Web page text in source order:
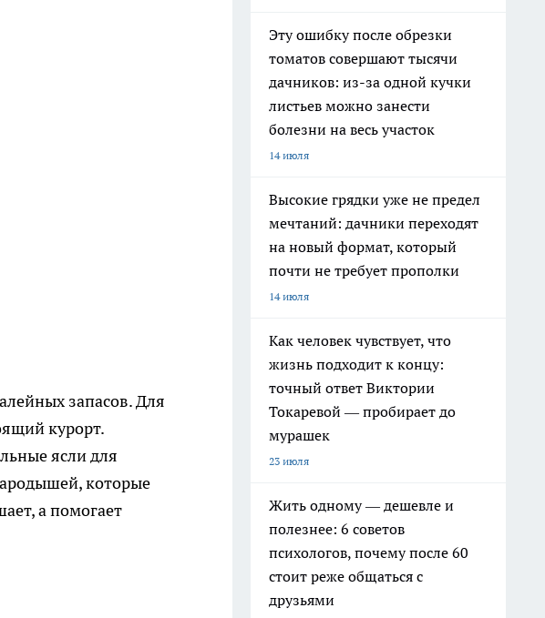
запасов. Для
курорт.
ясли для
которые
а помогает
Эту ошибку после обрезки
томатов совершают тысячи
дачников: из-за одной кучки
листьев можно занести
болезни на весь участок
14 июля
Высокие грядки уже не предел
мечтаний: дачники переходят
на новый формат, который
почти не требует прополки
14 июля
Как человек чувствует, что
жизнь подходит к концу:
точный ответ Виктории
Токаревой — пробирает до
мурашек
23 июля
Жить одному — дешевле и
полезнее: 6 советов
психологов, почему после 60
стоит реже общаться с
друзьями